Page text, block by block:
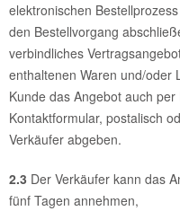
elektronischen
den Bestellvorgang
verbindliches
enthaltenen Waren und/oder
Kunde das Angebot auch
Kontaktformular, postalisch
Verkäufer abgeben.
2.3 Der Verkäufer kann das
fünf Tagen annehmen,